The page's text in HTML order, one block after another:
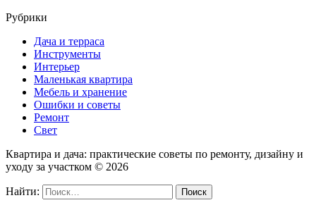
Рубрики
Дача и терраса
Инструменты
Интерьер
Маленькая квартира
Мебель и хранение
Ошибки и советы
Ремонт
Свет
Квартира и дача: практические советы по ремонту, дизайну и
уходу за участком © 2026
Найти: